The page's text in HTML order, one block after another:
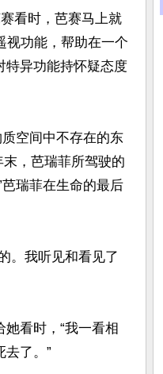
看时，芭赛马上就
视功能，帮助在一个
特异功能持怀疑态度
空间中不存在的东
，芭瑞菲所驾驶的
瑞菲在生命的最后
。我听见和看见了
看时，“我一看相
了。”